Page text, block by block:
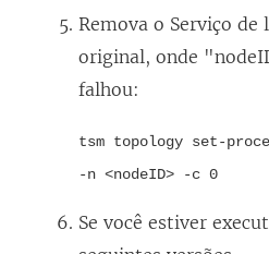
Remova o Serviço de
original, onde
falhou:
tsm topology set-
-n <nodeID> -c 0
Se você estiver